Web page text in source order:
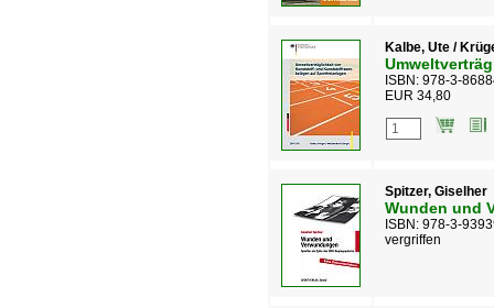
Kalbe, Ute /
ISBN: 978-3-
EUR 34,80
Spitzer, Giselher
Wunden und
ISBN: 978-3-
vergriffen